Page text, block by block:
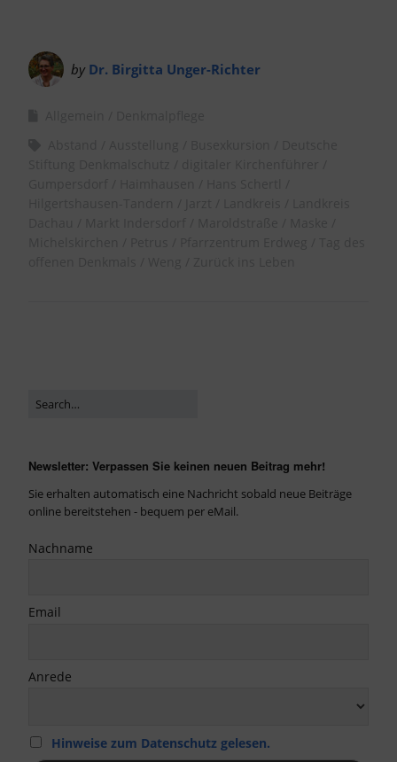
by Dr. Birgitta Unger-Richter
Newsletter: Verpassen Sie keinen neuen Beitrag mehr!
Sie erhalten automatisch eine Nachricht sobald neue Beiträge
online bereitstehen - bequem per eMail.
Nachname
Email
Anrede
Hinweise zum Datenschutz gelesen.